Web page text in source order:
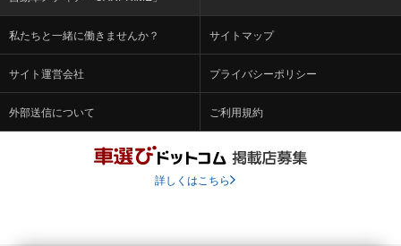
私たちと一緒に働きませんか？ サイトマップ
サイト運営会社 プライバシーポリシー
外部送信について ご利用規約
詳しくはこちら